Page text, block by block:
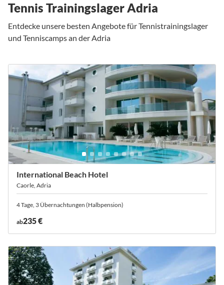
Tennis Trainingslager Adria
Entdecke unsere besten Angebote für Tennistrainingslager
und Tenniscamps an der Adria
International Beach Hotel
Caorle, Adria
4 Tage, 3 Übernachtungen (Halbpension)
ab235 €